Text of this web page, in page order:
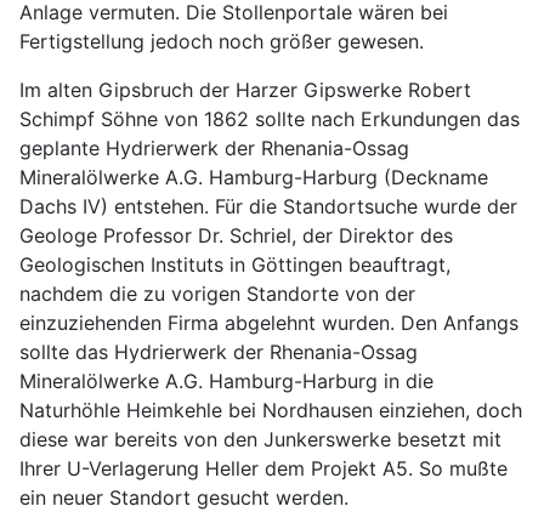
Anlage vermuten. Die Stollenportale wären bei
Fertigstellung jedoch noch größer gewesen.
Im alten Gipsbruch der Harzer Gipswerke Robert
Schimpf Söhne von 1862 sollte nach Erkundungen das
geplante Hydrierwerk der Rhenania-Ossag
Mineralölwerke A.G. Hamburg-Harburg (Deckname
Dachs IV) entstehen. Für die Standortsuche wurde der
Geologe Professor Dr. Schriel, der Direktor des
Geologischen Instituts in Göttingen beauftragt,
nachdem die zu vorigen Standorte von der
einzuziehenden Firma abgelehnt wurden. Den Anfangs
sollte das Hydrierwerk der Rhenania-Ossag
Mineralölwerke A.G. Hamburg-Harburg in die
Naturhöhle Heimkehle bei Nordhausen einziehen, doch
diese war bereits von den Junkerswerke besetzt mit
Ihrer U-Verlagerung Heller dem Projekt A5. So mußte
ein neuer Standort gesucht werden.